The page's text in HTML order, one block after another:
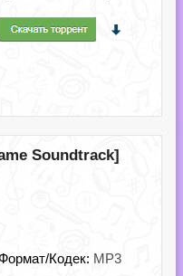
Soundtrack]
Кодек: MP3